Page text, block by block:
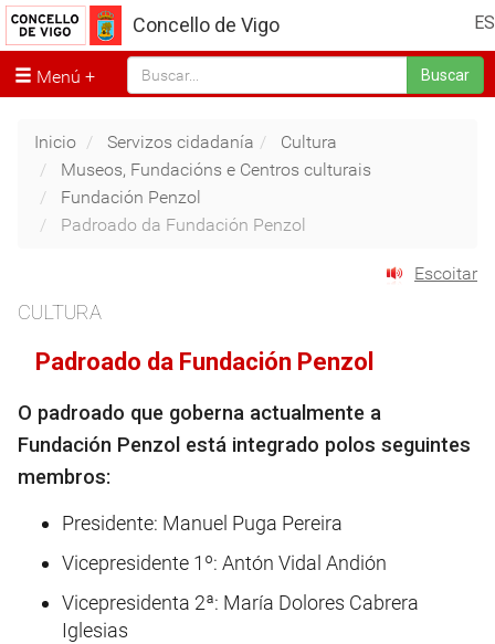
ES
Concello de Vigo
Menú Buscar
Inicio Servizos cidadanía
Cultura
Museos, Fundacións e Centros culturais
Fundación Penzol
Padroado da Fundación Penzol
Escoitar
CULTURA
Padroado da Fundación Penzol
O padroado que goberna actualmente a
Fundación Penzol está integrado polos seguintes
membros:
Presidente: Manuel Puga Pereira
Vicepresidente 1º: Antón Vidal Andión
Vicepresidenta 2ª: María Dolores Cabrera
Iglesias